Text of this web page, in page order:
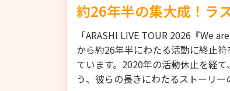
約26年半の集大成！ラ
「ARASHI LIVE TOUR 2026『We
から約26年半にわたる活動に終止
ています。2020年の活動休止を経
う、彼らの長きにわたるストーリー